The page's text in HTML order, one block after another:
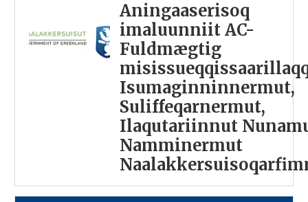
Aningaaserisoq
imaluunniit AC-
Fuldmægtig
Isumaginninnermut,
Suliffeqarnermut,
Ilaqutariinnut
Namminermut